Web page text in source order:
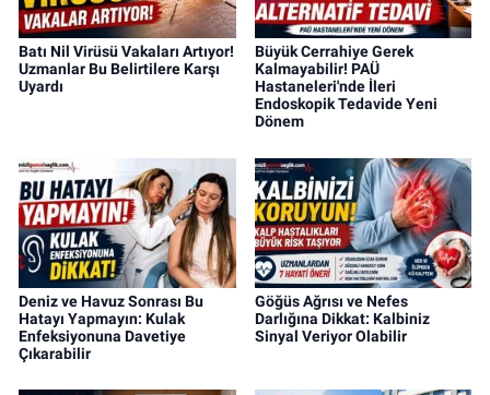
Batı Nil Virüsü Vakaları Artıyor!
Uzmanlar Bu Belirtilere Karşı
Uyardı
Büyük Cerrahiye Gerek
Kalmayabilir! PAÜ
Hastaneleri'nde İleri
Endoskopik Tedavide Yeni
Dönem
Deniz ve Havuz Sonrası Bu
Hatayı Yapmayın: Kulak
Enfeksiyonuna Davetiye
Çıkarabilir
Göğüs Ağrısı ve Nefes
Darlığına Dikkat: Kalbiniz
Sinyal Veriyor Olabilir